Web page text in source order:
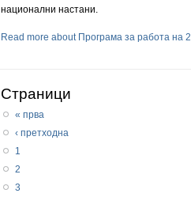
национални настани.
Read more about Програма за работа на
Страници
« прва
‹ претходна
1
2
3